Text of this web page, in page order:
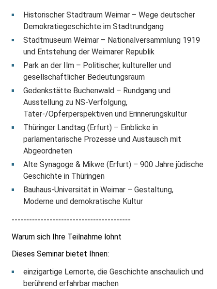
Historischer Stadtraum Weimar – Wege deutscher
Demokratiegeschichte im Stadtrundgang
Stadtmuseum Weimar – Nationalversammlung 1919
und Entstehung der Weimarer Republik
Park an der Ilm – Politischer, kultureller und
gesellschaftlicher Bedeutungsraum
Gedenkstätte Buchenwald – Rundgang und
Ausstellung zu NS‑Verfolgung,
Täter‑/Opferperspektiven und Erinnerungskultur
Thüringer Landtag (Erfurt) – Einblicke in
parlamentarische Prozesse und Austausch mit
Abgeordneten
Alte Synagoge & Mikwe (Erfurt) – 900 Jahre jüdische
Geschichte in Thüringen
Bauhaus‑Universität in Weimar – Gestaltung,
Moderne und demokratische Kultur
-----------------------------------------
Warum sich Ihre Teilnahme lohnt
Dieses Seminar bietet Ihnen:
einzigartige Lernorte, die Geschichte anschaulich und
berührend erfahrbar machen